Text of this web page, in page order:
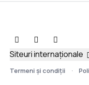
Termeni şi condiţii
Siteuri internaționale